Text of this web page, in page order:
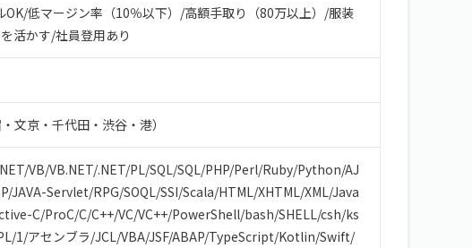
OK/低マージン率（10％以下） /高額手取り（80万以上） /服装
活かす/社員登用あり
文京・千代田・渋谷・港）
/VB/VB.NET/.NET/PL/SQL/SQL/PHP/Perl/Ruby/Python/AJ
/JAVA-Servlet/RPG/SOQL/SSI/Scala/HTML/XHTML/XML/Java
C/ProC/C/C++/VC/VC++/PowerShell/bash/SHELL/csh/ks
1/アセンブラ/JCL/VBA/JSF/ABAP/TypeScript/Kotlin/Swift/